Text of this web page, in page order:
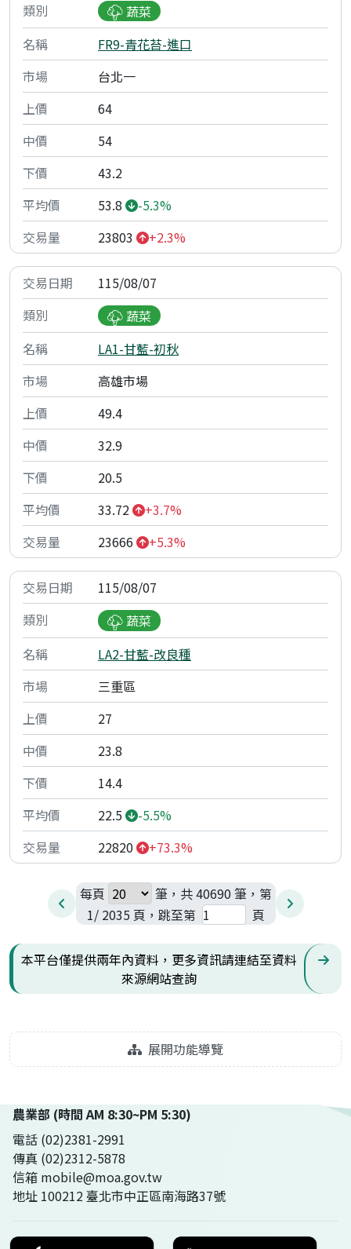
蔬菜
FR9-青花苔-進口
台北一
64
54
43.2
53.8
-5.3%
23803
+2.3%
115/08/07
蔬菜
LA1-甘藍-初秋
高雄市場
49.4
32.9
20.5
33.72
+3.7%
23666
+5.3%
115/08/07
蔬菜
LA2-甘藍-改良種
三重區
27
23.8
14.4
22.5
-5.5%
22820
+73.3%
每頁
筆，共 40690 筆，第
1/ 2035 頁，跳至第
頁
本平台僅提供兩年內資料，更多資訊請連結至資料
來源網站查詢
展開功能導覽
農業部 (時間 AM 8:30~PM 5:30)
電話 (02)2381-2991
傳真 (02)2312-5878
信箱 mobile@moa.gov.tw
地址 100212 臺北市中正區南海路37號